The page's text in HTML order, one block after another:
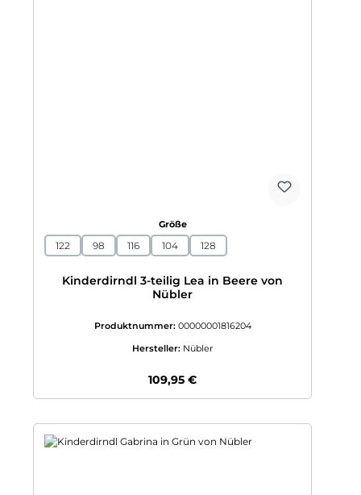
Größeauswählen
122 98 116 104 128
Kinderdirndl 3-teilig Lea in Beere von
Nübler
Produktnummer: 00000001816204
Hersteller: Nübler
Regulärer Preis:
109,95 €